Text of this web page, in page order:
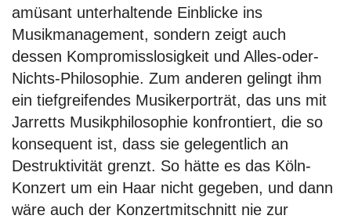
amüsant unterhaltende Einblicke ins
Musikmanagement, sondern zeigt auch
dessen Kompromisslosigkeit und Alles-oder-
Nichts-Philosophie. Zum anderen gelingt ihm
ein tiefgreifendes Musikerporträt, das uns mit
Jarretts Musikphilosophie konfrontiert, die so
konsequent ist, dass sie gelegentlich an
Destruktivität grenzt. So hätte es das Köln-
Konzert um ein Haar nicht gegeben, und dann
wäre auch der Konzertmitschnitt nie zur